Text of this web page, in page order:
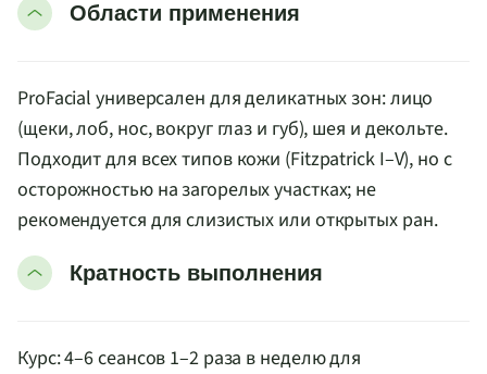
Области применения
ProFacial универсален для деликатных зон: лицо
(щеки, лоб, нос, вокруг глаз и губ), шея и декольте.
Подходит для всех типов кожи (Fitzpatrick I–V), но с
осторожностью на загорелых участках; не
рекомендуется для слизистых или открытых ран.
Кратность выполнения
Курс: 4–6 сеансов 1–2 раза в неделю для